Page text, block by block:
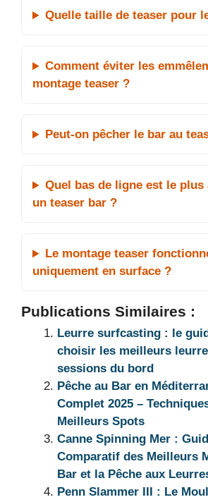
Quelle taille de teaser pour
Comment éviter les
montage teaser ?
Peut-on pêcher le bar au
Quel bas de ligne est le plus
un teaser bar ?
Le montage teaser
uniquement en surface ?
Publications Similaires :
Leurre surfcasting : le
choisir les meilleurs
sessions du bord
Pêche au Bar en
Complet 2025 –
Meilleurs Spots
Canne Spinning Mer :
Comparatif des Meilleurs
Bar et la Pêche aux
Penn Slammer III : Le